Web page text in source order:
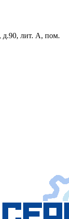
д.90, лит. А, пом.